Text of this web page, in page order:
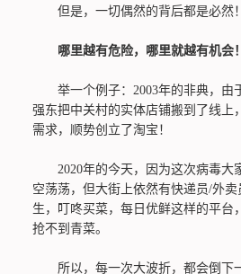
但是，一切偶然的背后都是必然！
哪里越有危险，哪里就越有机会！
举一个例子：2003年的非典，由
强东把中关村的实体店铺搬到了线上
需求，顺势创立了淘宝！
2020年的今天，因为这次病毒大
空荡荡，但大街上依然有快递员/外
生，叮咚买菜，每日优鲜这样的平台
抢不到青菜。
所以，每一次大波折，都会倒下